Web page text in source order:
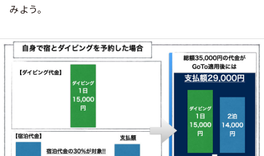
みよう。